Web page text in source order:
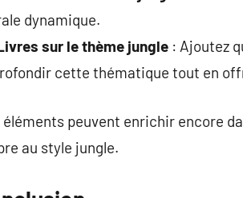
dynamique.
sur le thème jungle : Ajoutez
cette thématique tout en
éléments peuvent enrichir encore
au style jungle.